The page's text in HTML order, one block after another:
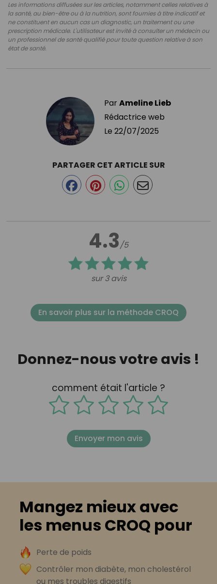
Les informations diffusées sur les articles, notamment celles relatives à
la santé, au bien-être ou à la nutrition, sont fournies à titre indicatif et
ne constituent en aucun cas un diagnostic, un traitement ou une
prescription médicale. L'utilisateur est invité à consulter un médecin ou
un professionnel de santé qualifié pour toute question relative à son
état de santé.
ParAmeline Lieb
Rédactrice web
Le 22/07/2025
4.3/5
sur 3 avis
PARTAGER CET ARTICLE SUR
En savoir plus sur la méthode CROQ
Donnez-nous votre avis !
comment était l'article ?
Envoyer mon avis
Mangez mieux avec
les menus CROQ pour
Perte de poids
Contrôler mon diabète, mon cholestérol
ou mes troubles digestifs